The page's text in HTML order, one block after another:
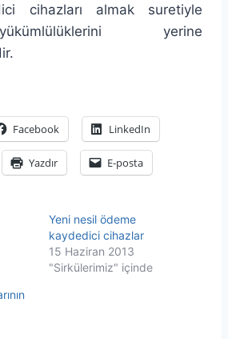
cihazları almak suretiyle
yerine
Facebook LinkedIn
Yazdır E-posta
Yeni nesil ödeme
kaydedici cihazlar
15 Haziran 2013
"Sirkülerimiz" içinde